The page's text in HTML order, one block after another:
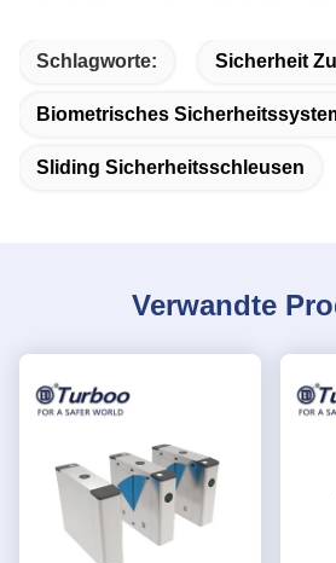
Schlagworte: Sicherheit
Biometrisches
Sliding Sicherheitsschleusen
Verwandte